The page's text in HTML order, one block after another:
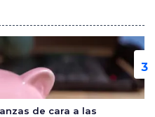
de cara a las